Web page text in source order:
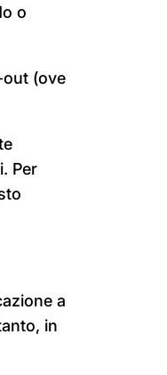
o
(ove
Per
a
in